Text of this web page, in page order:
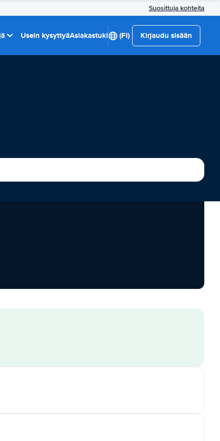
Suosittuja kohteita
Usein kysyttyäAsiakastuki (FI) Kirjaudu sisään